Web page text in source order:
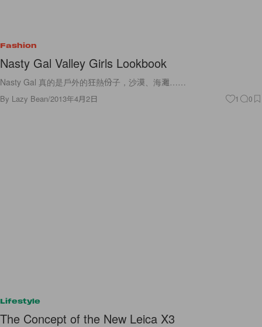
Fashion
Nasty Gal Valley Girls Lookbook
Nasty Gal 真的是戶外的狂熱份子，沙漠、海灘……
By Lazy Bean/2013年4月2日 1 0
Lifestyle
The Concept of the New Leica X3